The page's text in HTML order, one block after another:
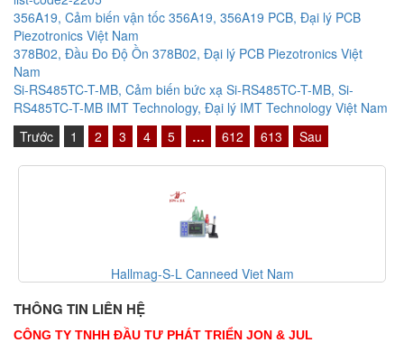
356A19, Cảm biến vận tốc 356A19, 356A19 PCB, Đại lý PCB
Piezotronics Việt Nam
378B02, Đầu Đo Độ Ồn 378B02, Đại lý PCB Piezotronics Việt
Nam
Si-RS485TC-T-MB, Cảm biến bức xạ Si-RS485TC-T-MB, Si-
RS485TC-T-MB IMT Technology, Đại lý IMT Technology Việt Nam
Trước
1 2 3 4 5 … 612 613 Sau
Hallmag-S-L Canneed Viet Nam
THÔNG TIN LIÊN HỆ
CÔNG TY TNHH ĐẦU TƯ PHÁT TRIỂN JON & JUL